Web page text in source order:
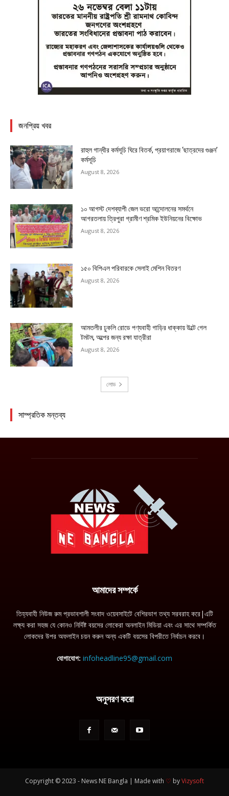
আমাদের সম্পর্কে
তিহ্যবাহী নিউজ রুম প্রভাবশালী সংবাদ ওয়েবসাইটে বেশিরভাগ তথ্য সরবরাহ করে|এটি
লক্ষ্য করা সহজ যে কোনও নির্দিষ্ট বয়সের লোকেরা অনলাইন মিডিয়া এবং এর সাথে সম্পর্কিত
লোকদের উপর অফলাইন চয়ন করুন অন্য একটি বয়সের বিপরীতে নির্বাচন করবে।
যোগাযোগ: infoheadline95@gmail.com
অনুসরণ করো
Copyright © 2023 - News NE Bangla | Made with ♡ byVizysoft